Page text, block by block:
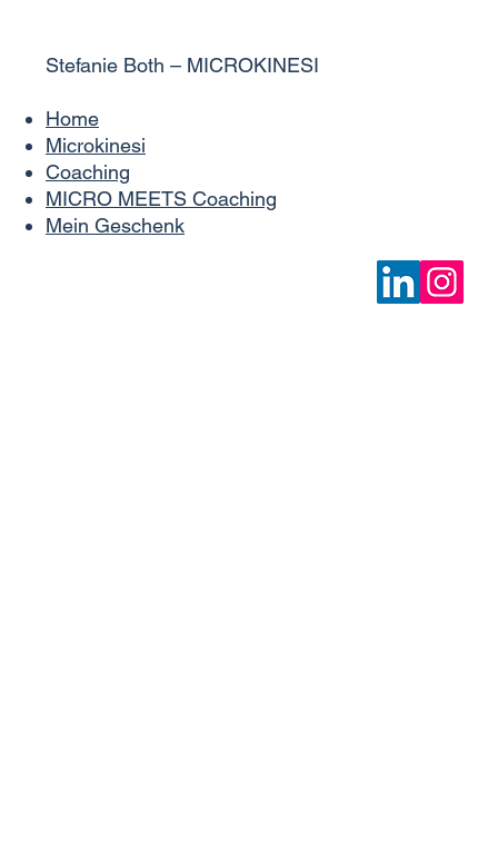
Stefanie Both – MICROKINESI
Home
Microkinesi
Coaching
MICRO MEETS Coaching
Mein Geschenk